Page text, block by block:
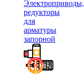
Электроприводы,
редукторы
для
арматуры
запорной